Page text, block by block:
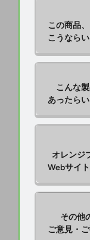
この商品
こうなら
こんな
あったら
オレンジ
Webサイ
その他
ご意見・